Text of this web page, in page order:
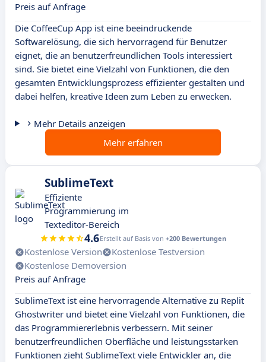
Preis auf Anfrage
Die CoffeeCup App ist eine beeindruckende
Softwarelösung, die sich hervorragend für Benutzer
eignet, die an benutzerfreundlichen Tools interessiert
sind. Sie bietet eine Vielzahl von Funktionen, die den
gesamten Entwicklungsprozess effizienter gestalten und
dabei helfen, kreative Ideen zum Leben zu erwecken.
Mehr Details anzeigen
Mehr erfahren
SublimeText
Effiziente
Programmierung im
Texteditor-Bereich
4.6Erstellt auf Basis von +200 Bewertungen
Kostenlose Version
Kostenlose Testversion
Kostenlose Demoversion
Preis auf Anfrage
SublimeText ist eine hervorragende Alternative zu Replit
Ghostwriter und bietet eine Vielzahl von Funktionen, die
das Programmiererlebnis verbessern. Mit seiner
benutzerfreundlichen Oberfläche und leistungsstarken
Funktionen zieht SublimeText viele Entwickler an, die